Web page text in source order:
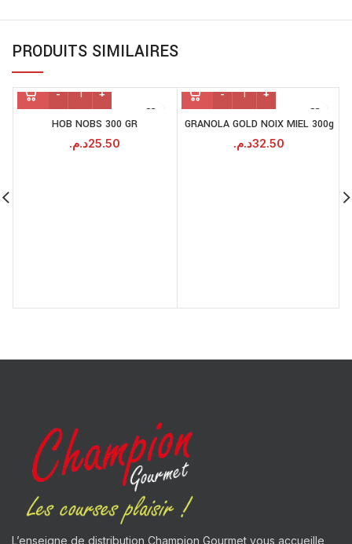
PRODUITS SIMILAIRES
HOB NOBS 300 GR
25.50د.م.
GRANOLA GOLD NOIX MIEL 300g
32.50د.م.
L’enseigne de distribution Champion Gourmet vous accueille